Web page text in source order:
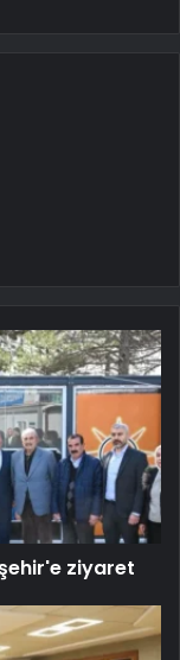
ziyaret